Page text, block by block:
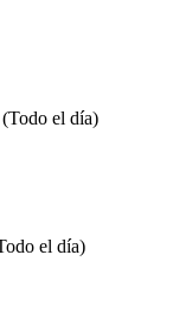
el día)
el día)